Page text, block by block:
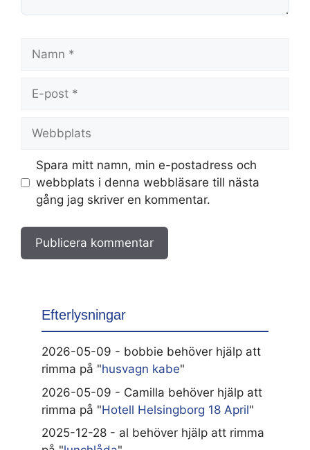
Namn
Webbplats
Spara mitt namn, min e-postadress och
webbplats i denna webbläsare till nästa
gång jag skriver en kommentar.
Efterlysningar
2026-05-09 - bobbie behöver hjälp att
rimma på "husvagn kabe"
2026-05-09 - Camilla behöver hjälp att
rimma på "Hotell Helsingborg 18 April"
2025-12-28 - al behöver hjälp att rimma